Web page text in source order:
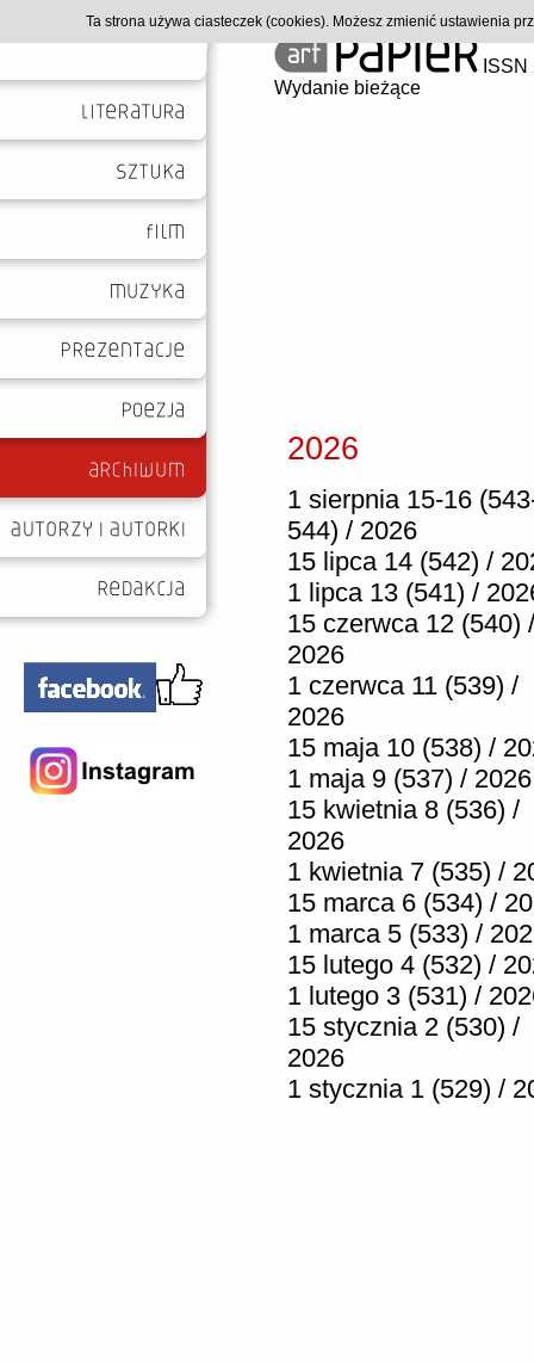
Wydanie bieżące
2026
1 sierpnia 15-16
544) / 2026
15 lipca 14 (542) /
1 lipca 13 (541) /
15 czerwca 12 (540) /
2026
1 czerwca 11 (539) /
2026
15 maja 10 (538) /
1 maja 9 (537) / 2026
15 kwietnia 8 (536) /
2026
1 kwietnia 7 (535) /
15 marca 6 (534) /
1 marca 5 (533) /
15 lutego 4 (532) /
1 lutego 3 (531) /
15 stycznia 2 (530) /
2026
1 stycznia 1 (529) /
Ta strona używa ciasteczek (cookies). Możesz zmienić ustawienia